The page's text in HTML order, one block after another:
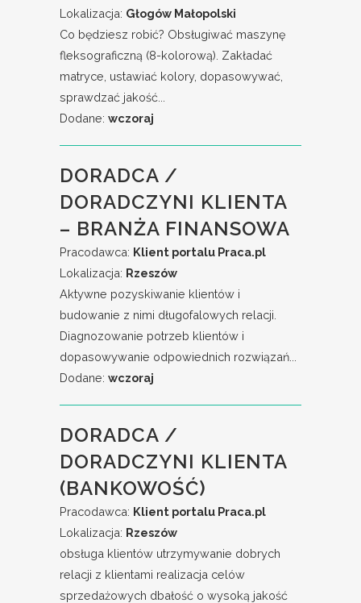
Lokalizacja: Głogów Małopolski
Co będziesz robić? Obsługiwać maszynę
fleksograficzną (8-kolorową). Zakładać
matryce, ustawiać kolory, dopasowywać,
sprawdzać jakość...
Dodane: wczoraj
DORADCA /
DORADCZYNI KLIENTA
– BRANŻA FINANSOWA
Pracodawca: Klient portalu Praca.pl
Lokalizacja: Rzeszów
Aktywne pozyskiwanie klientów i
budowanie z nimi długofalowych relacji.
Diagnozowanie potrzeb klientów i
dopasowywanie odpowiednich rozwiązań...
Dodane: wczoraj
DORADCA /
DORADCZYNI KLIENTA
(BANKOWOŚĆ)
Pracodawca: Klient portalu Praca.pl
Lokalizacja: Rzeszów
obsługa klientów utrzymywanie dobrych
relacji z klientami realizacja celów
sprzedażowych dbałość o wysoką jakość